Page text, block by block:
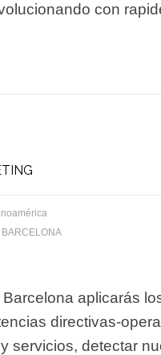
con
BARCELONA
aplicarás
directivas-
detectar